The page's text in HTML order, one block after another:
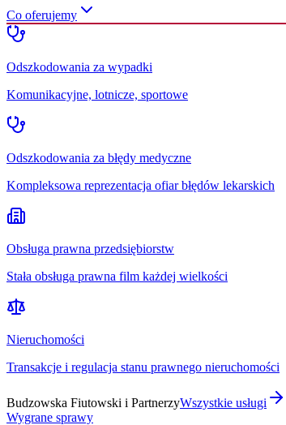
Co oferujemy
Odszkodowania za wypadki
Komunikacyjne, lotnicze, sportowe
Odszkodowania za błędy medyczne
Kompleksowa reprezentacja ofiar błędów lekarskich
Obsługa prawna przedsiębiorstw
Stała obsługa prawna film każdej wielkości
Nieruchomości
Transakcje i regulacja stanu prawnego nieruchomości
Budzowska Fiutowski i PartnerzyWszystkie usługi
Wygrane sprawy